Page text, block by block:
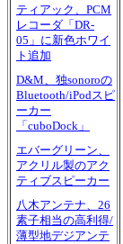
ティアック、PCM
レコーダ「DR-
05」に新色ホワイ
ト追加
D&M、独sonoroの
Bluetooth/iPodスピ
ーカー
「cuboDock」
エバーグリーン、
アクリル製のアク
ティブスピーカー
八木アンテナ、26
素子相当の高利得/
薄型地デジアンテ